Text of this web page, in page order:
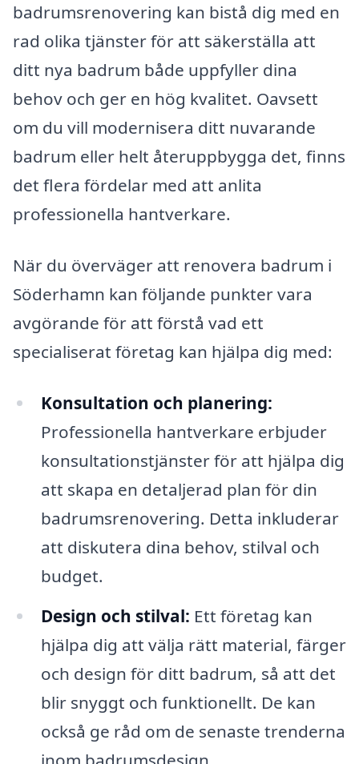
badrumsrenovering kan bistå dig med en
rad olika tjänster för att säkerställa att
ditt nya badrum både uppfyller dina
behov och ger en hög kvalitet. Oavsett
om du vill modernisera ditt nuvarande
badrum eller helt återuppbygga det, finns
det flera fördelar med att anlita
professionella hantverkare.
När du överväger att renovera badrum i
Söderhamn kan följande punkter vara
avgörande för att förstå vad ett
specialiserat företag kan hjälpa dig med:
Konsultation och planering:
Professionella hantverkare erbjuder
konsultationstjänster för att hjälpa dig
att skapa en detaljerad plan för din
badrumsrenovering. Detta inkluderar
att diskutera dina behov, stilval och
budget.
Design och stilval: Ett företag kan
hjälpa dig att välja rätt material, färger
och design för ditt badrum, så att det
blir snyggt och funktionellt. De kan
också ge råd om de senaste trenderna